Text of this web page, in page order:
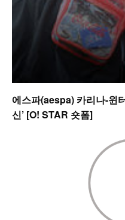
에스파(aespa) 카리나-윈
신’ [O! STAR 숏폼]